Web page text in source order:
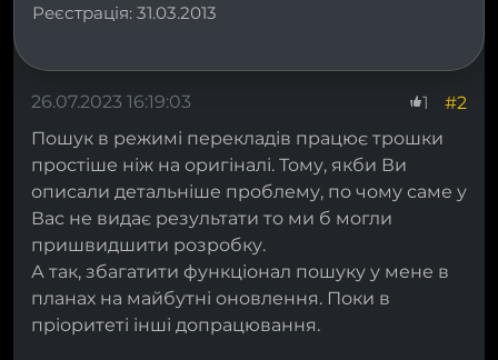
Реєстрація: 31.03.2013
#2
1
26.07.2023 16:19:03
Пошук в режимі перекладів працює трошки
простіше ніж на оригіналі. Тому, якби Ви
описали детальніше проблему, по чому саме у
Вас не видає результати то ми б могли
пришвидшити розробку.
А так, збагатити функціонал пошуку у мене в
планах на майбутні оновлення. Поки в
пріоритеті інші допрацювання.